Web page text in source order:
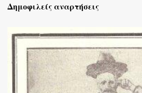
Δημοφιλείς αναρτήσεις